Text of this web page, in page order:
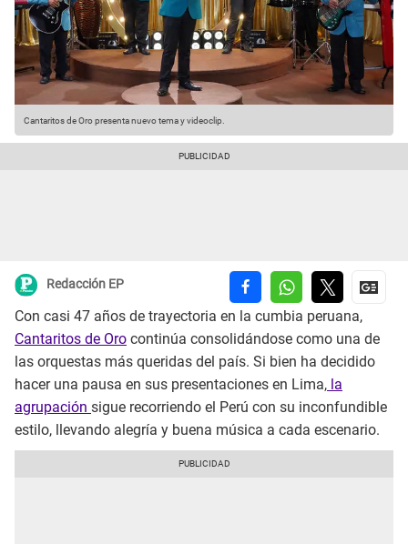
Cantaritos de Oro presenta nuevo tema y videoclip.
Redacción EP
Con casi 47 años de trayectoria en la cumbia peruana,
Cantaritos de Oro continúa consolidándose como una de
las orquestas más queridas del país. Si bien ha decidido
hacer una pausa en sus presentaciones en Lima, la
agrupación sigue recorriendo el Perú con su inconfundible
estilo, llevando alegría y buena música a cada escenario.